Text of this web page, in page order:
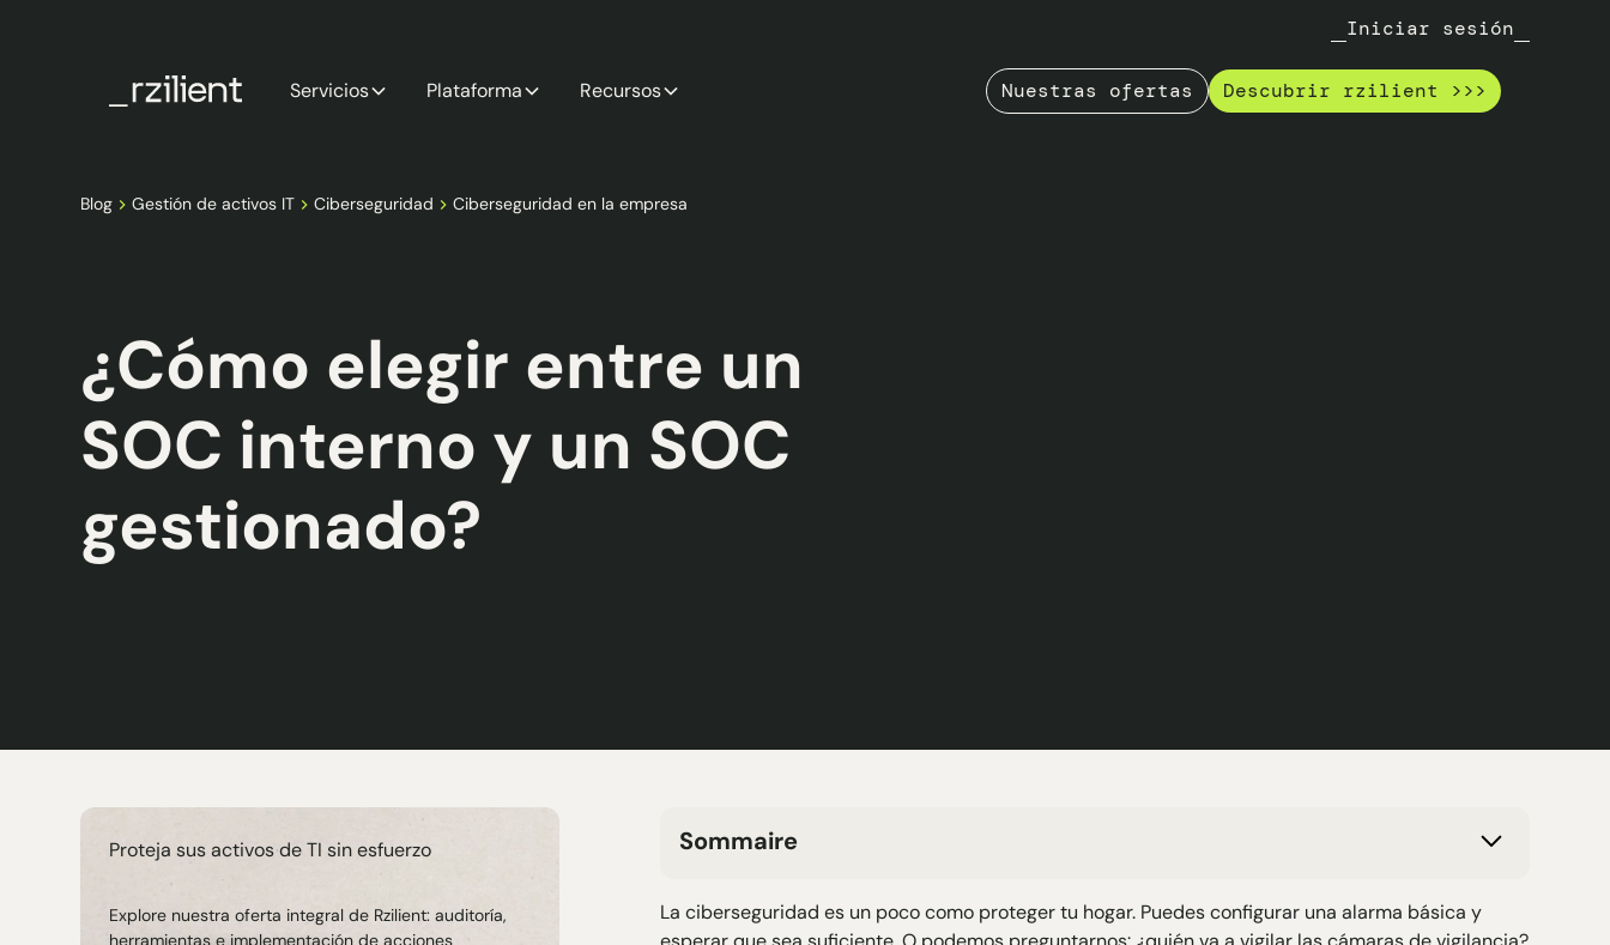
Iniciar sesión
Servicios Plataforma Recursos Nuestras ofertas Descubrir rzilient >>>
Blog Gestión de activos IT Ciberseguridad Ciberseguridad en la empresa
¿Cómo elegir entre un
SOC interno y un SOC
gestionado?
Proteja sus activos de TI sin esfuerzo
Explore nuestra oferta integral de Rzilient: auditoría,
herramientas e implementación de acciones
Sommaire
H3 Texte
La ciberseguridad es un poco como proteger tu hogar. Puedes configurar una alarma básica y